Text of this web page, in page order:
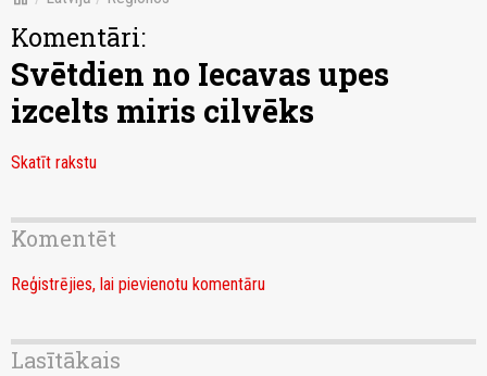
Komentāri:
Svētdien no Iecavas upes
izcelts miris cilvēks
Skatīt rakstu
Komentēt
Reģistrējies, lai pievienotu komentāru
Lasītākais